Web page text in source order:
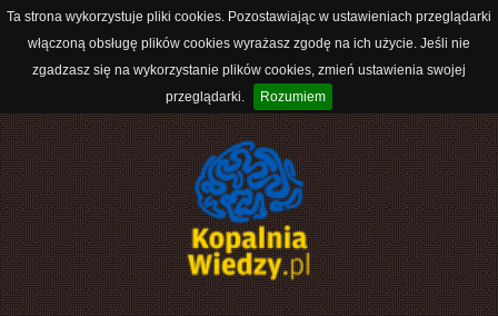
Ta strona wykorzystuje pliki cookies. Pozostawiając w ustawieniach przeglądarki
włączoną obsługę plików cookies wyrażasz zgodę na ich użycie. Jeśli nie
zgadzasz się na wykorzystanie plików cookies, zmień ustawienia swojej
przeglądarki.
Rozumiem